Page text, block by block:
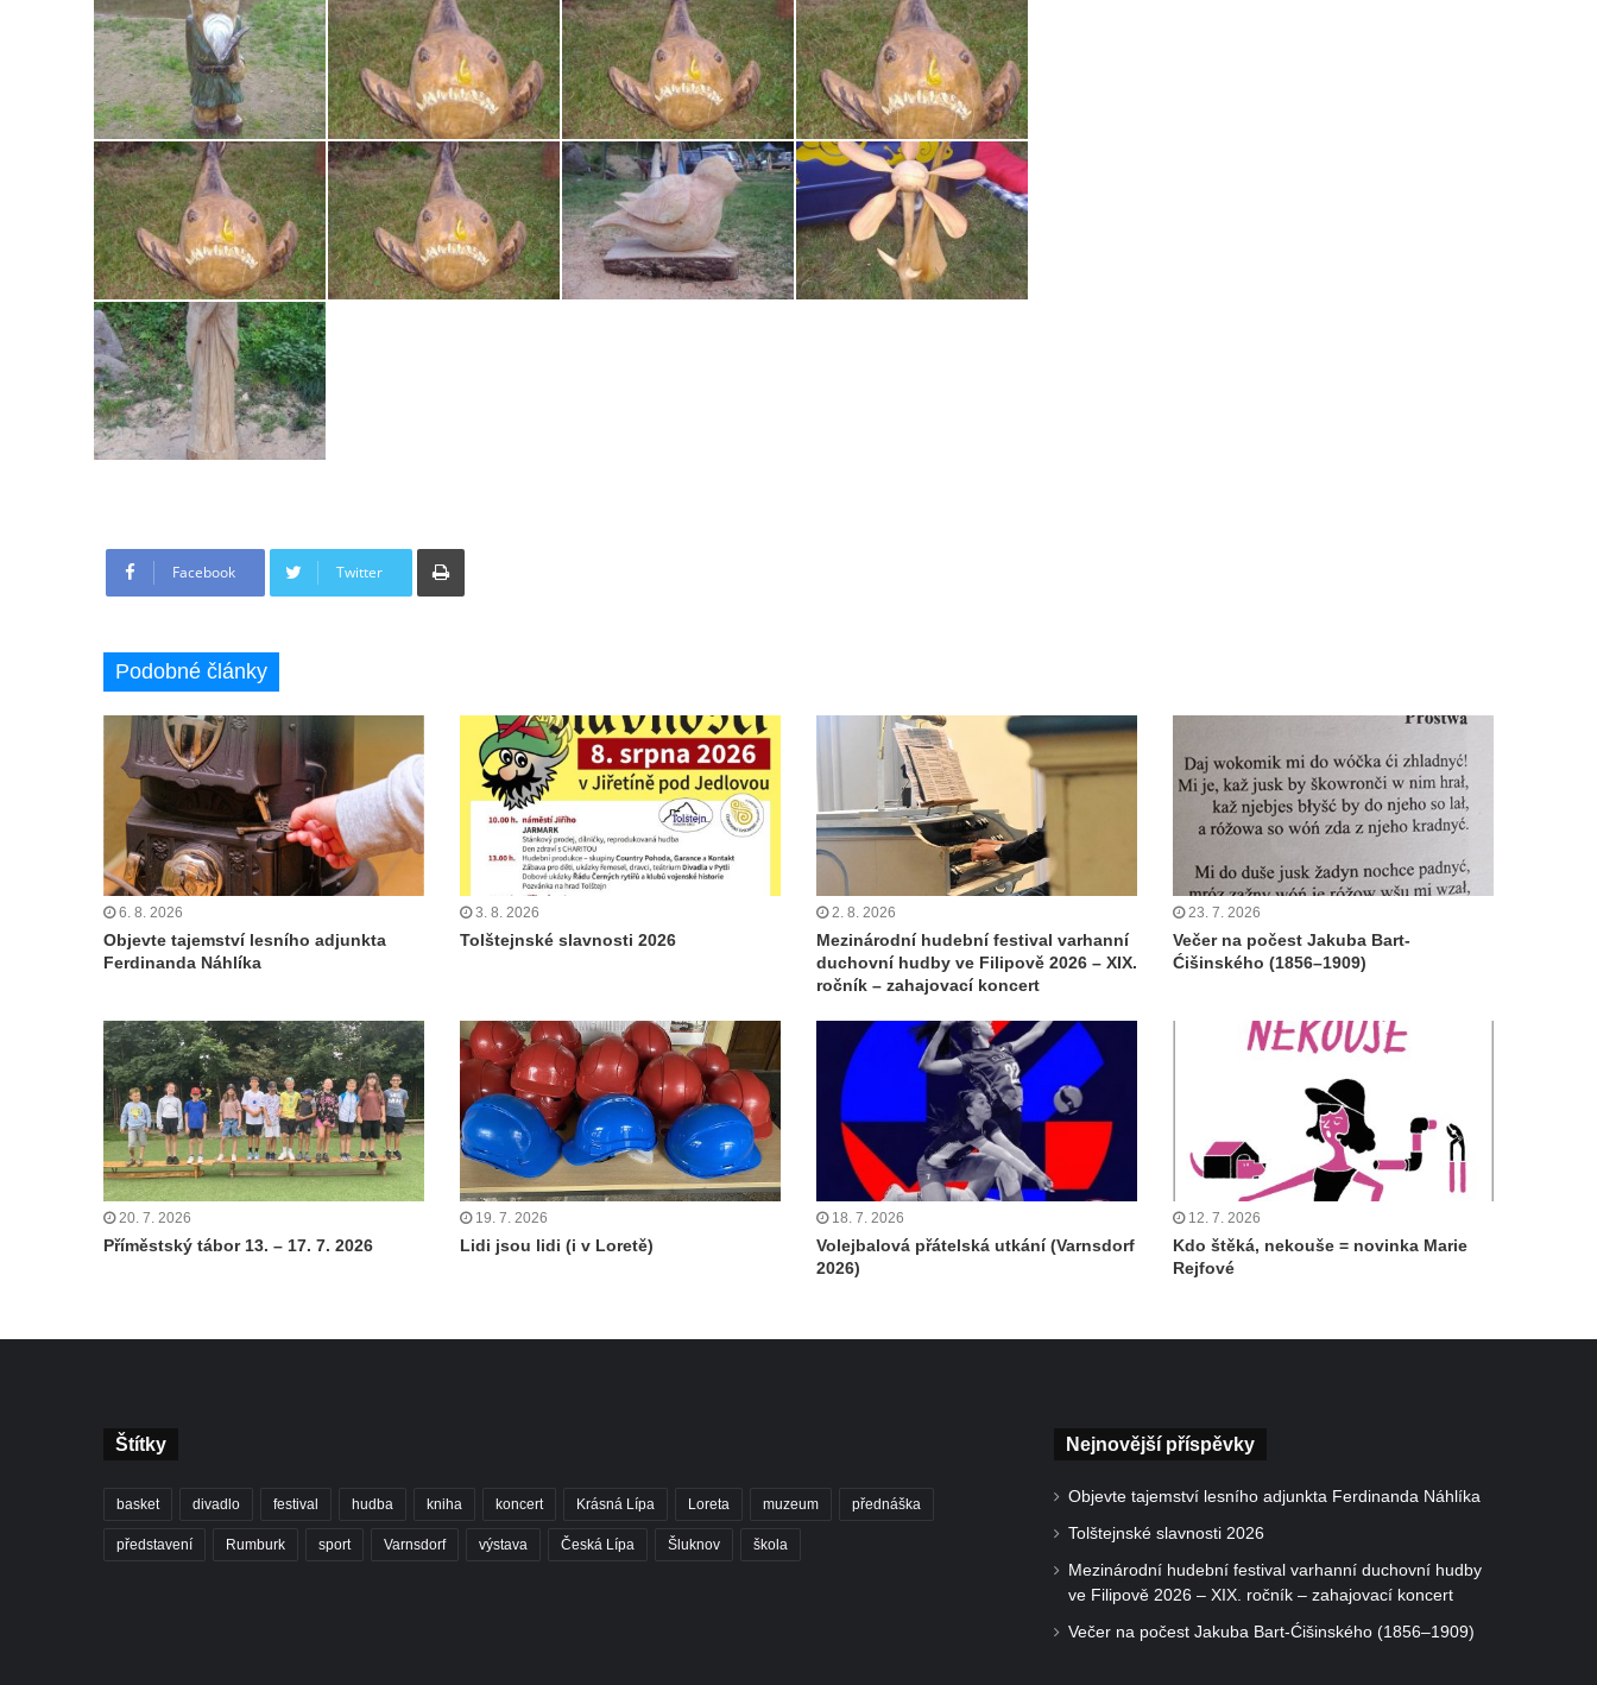
Facebook Twitter
Tisknout
Podobné články
6. 8. 2026
Objevte tajemství lesního adjunkta
Ferdinanda Náhlíka
3. 8. 2026
Tolštejnské slavnosti 2026
2. 8. 2026
Mezinárodní hudební festival varhanní
duchovní hudby ve Filipově 2026 – XIX.
ročník – zahajovací koncert
23. 7. 2026
Večer na počest Jakuba Bart-
Ćišinského (1856–1909)
20. 7. 2026
Příměstský tábor 13. – 17. 7. 2026
19. 7. 2026
Lidi jsou lidi (i v Loretě)
18. 7. 2026
Volejbalová přátelská utkání (Varnsdorf
2026)
12. 7. 2026
Kdo štěká, nekouše = novinka Marie
Rejfové
Štítky
basket divadlo festival hudba kniha koncert Krásná Lípa Loreta muzeum přednáška
představení Rumburk sport Varnsdorf výstava Česká Lípa Šluknov škola
Nejnovější příspěvky
Objevte tajemství lesního adjunkta Ferdinanda Náhlíka
Tolštejnské slavnosti 2026
Mezinárodní hudební festival varhanní duchovní hudby
ve Filipově 2026 – XIX. ročník – zahajovací koncert
Večer na počest Jakuba Bart-Ćišinského (1856–1909)